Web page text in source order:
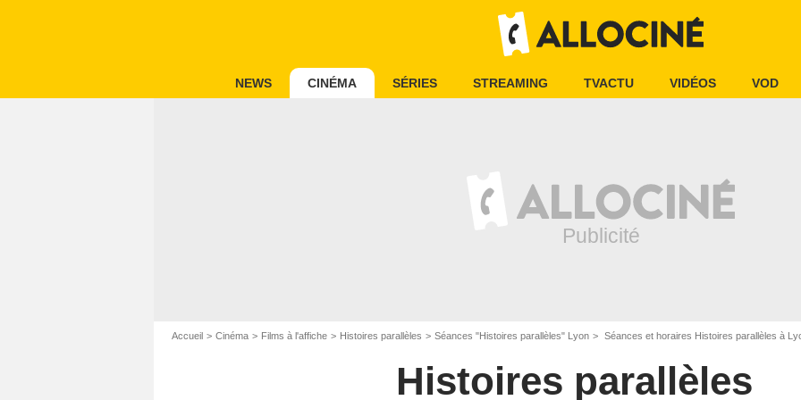
NEWS CINÉMA SÉRIES STREAMING TVACTU VIDÉOS VOD
Accueil Cinéma Films à l'affiche Histoires parallèles Séances "Histoires parallèles" Lyon Séances et horaires Histoires parallèles à
Histoires parallèles